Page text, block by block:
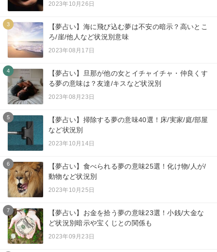
2023年10月26日
3
【夢占い】海に飛び込む夢は不安の暗示？高いとこ
ろ/崖/他人など状況別意味
2023年08月17日
4
【夢占い】旦那が他の女とイチャイチャ・仲良くす
る夢の意味は？友達/キスなど状況別
2023年08月23日
5
【夢占い】掃除する夢の意味40選！床/実家/庭/部屋
など状況別
2023年10月14日
6
【夢占い】食べられる夢の意味25選！化け物/人が/
動物など状況別
2023年10月25日
7
【夢占い】お金を拾う夢の意味23選！小銭/大金な
ど状況別暗示や宝くじとの関係も
2023年09月23日